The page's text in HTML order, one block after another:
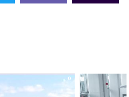
0